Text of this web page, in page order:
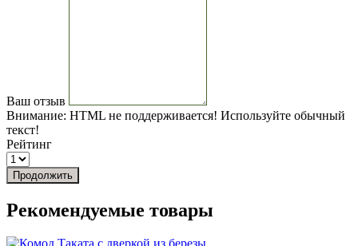
Ваш отзыв
Внимание: HTML не поддерживается! Используйте обычный
текст!
Рейтинг
Продолжить
Рекомендуемые товары